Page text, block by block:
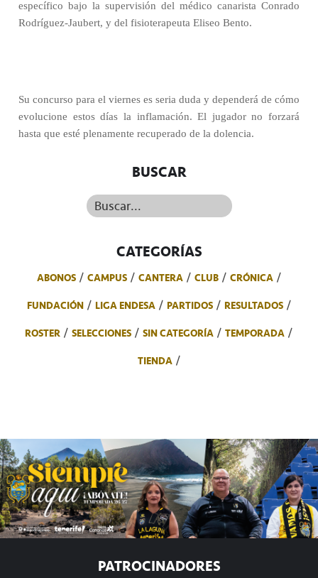
específico bajo la supervisión del médico canarista Conrado
Rodríguez-Jaubert, y del fisioterapeuta Eliseo Bento.
Su concurso para el viernes es seria duda y dependerá de cómo
evolucione estos días la inflamación. El jugador no forzará
hasta que esté plenamente recuperado de la dolencia.
BUSCAR
Buscar...
CATEGORÍAS
ABONOS CAMPUS CANTERA CLUB
CRÓNICA
FUNDACIÓN
LIGA ENDESA PARTIDOS
RESULTADOS
ROSTER
SELECCIONES SIN CATEGORÍA
TEMPORADA
TIENDA
PATROCINADORES